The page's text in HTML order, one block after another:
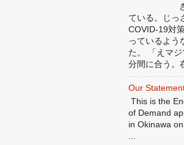
ている。じっ
COVID-19対
っているよう
た。 「えマ
分間に合う。
Our
This is the
of Demand
in Okinawa